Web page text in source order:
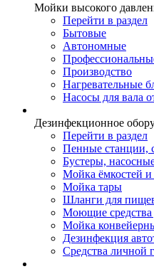
Мойки высокого
Перейти в раздел
Бытовые
Автономные
Производство
Нагревательные
Насосы для вала
Дезинфекционное
Перейти в раздел
Пенные станции,
Бустеры,
Мойка ёмкостей и
Мойка тары
Шланги для
Моющие
Мойка
Дезинфекция
Средства личной